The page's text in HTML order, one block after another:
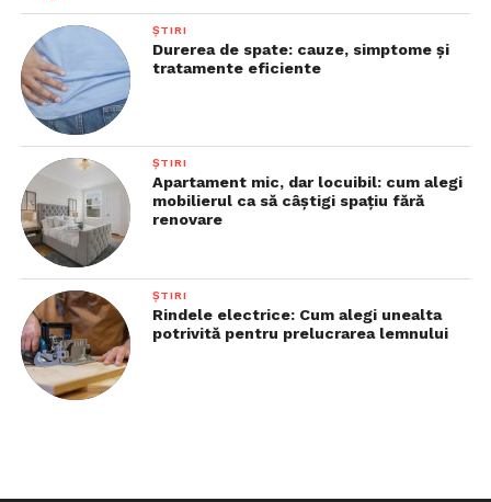
ȘTIRI
Durerea de spate: cauze, simptome și
tratamente eficiente
ȘTIRI
Apartament mic, dar locuibil: cum alegi
mobilierul ca să câștigi spațiu fără
renovare
ȘTIRI
Rindele electrice: Cum alegi unealta
potrivită pentru prelucrarea lemnului